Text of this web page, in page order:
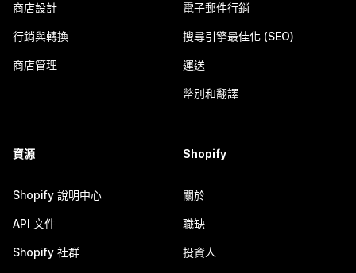
商店設計
行銷與轉換
商店管理
電子郵件行銷
搜尋引擎最佳化 (SEO)
運送
幣別和翻譯
資源
Shopify 說明中心
API 文件
Shopify 社群
Shopify
關於
職缺
投資人